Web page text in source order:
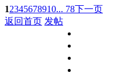
12345678910... 78下一页
返回首页 发帖